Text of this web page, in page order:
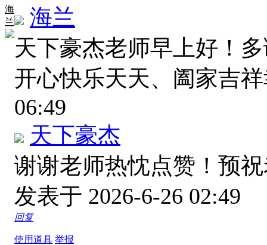
海
兰
海兰
天下豪杰老师早上好！
开心快乐天天、阖家吉
06:49
天下豪杰
谢谢老师热忱点赞！预
发表于 2026-6-26 02:49
回复
使用道具 举报